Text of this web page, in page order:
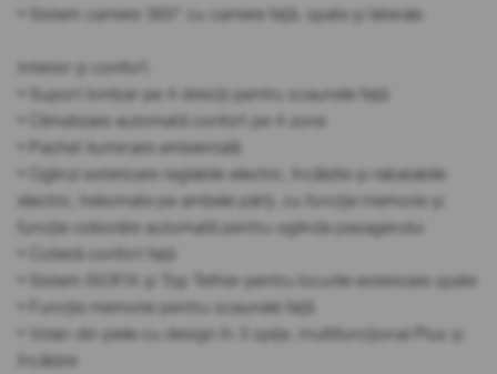
• Sistem camere 360° cu camere față, spate și laterale
Interior și confort:
• Suport lombar pe 4 direcții pentru scaunele față
• Climatizare automată confort pe 4 zone
• Pachet iluminare ambientală
• Oglinzi exterioare reglabile electric, încălzite și rabatabile
electric, heliomate pe ambele părți, cu funcție memorie și
funcție coborâre automată pentru oglinda pasagerului
• Cotieră confort față
• Sistem ISOFIX și Top Tether pentru locurile exterioare spate
• Funcție memorie pentru scaunele față
• Volan din piele cu design în 3 spițe, multifuncțional Plus și
încălzire